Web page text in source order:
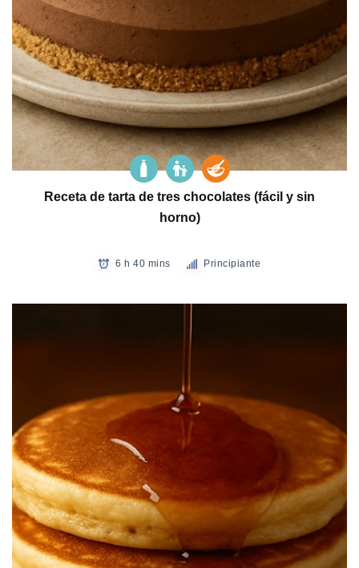
Receta de tarta de tres chocolates (fácil y sin
horno)
6 h 40 mins Principiante